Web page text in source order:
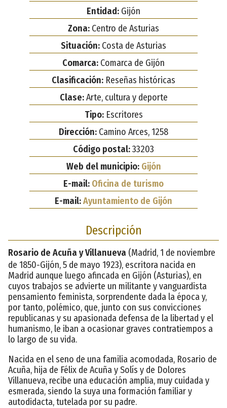
Entidad: Gijón
Zona: Centro de Asturias
Situación: Costa de Asturias
Comarca: Comarca de Gijón
Clasificación: Reseñas históricas
Clase:Arte, cultura y deporte
Tipo:Escritores
Dirección: Camino Arces, 1258
Código postal:33203
Web del municipio: Gijón
E-mail: Oficina de turismo
E-mail:Ayuntamiento de Gijón
Descripción
Rosario de Acuña y Villanueva (Madrid, 1 de noviembre
de 1850-Gijón, 5 de mayo 1923), escritora nacida en
Madrid aunque luego afincada en Gijón (Asturias), en
cuyos trabajos se advierte un militante y vanguardista
pensamiento feminista, sorprendente dada la época y,
por tanto, polémico, que, junto con sus convicciones
republicanas y su apasionada defensa de la libertad y el
humanismo, le iban a ocasionar graves contratiempos a
lo largo de su vida.
Nacida en el seno de una familia acomodada, Rosario de
Acuña, hija de Félix de Acuña y Solís y de Dolores
Villanueva, recibe una educación amplia, muy cuidada y
esmerada, siendo la suya una formación familiar y
autodidacta, tutelada por su padre.